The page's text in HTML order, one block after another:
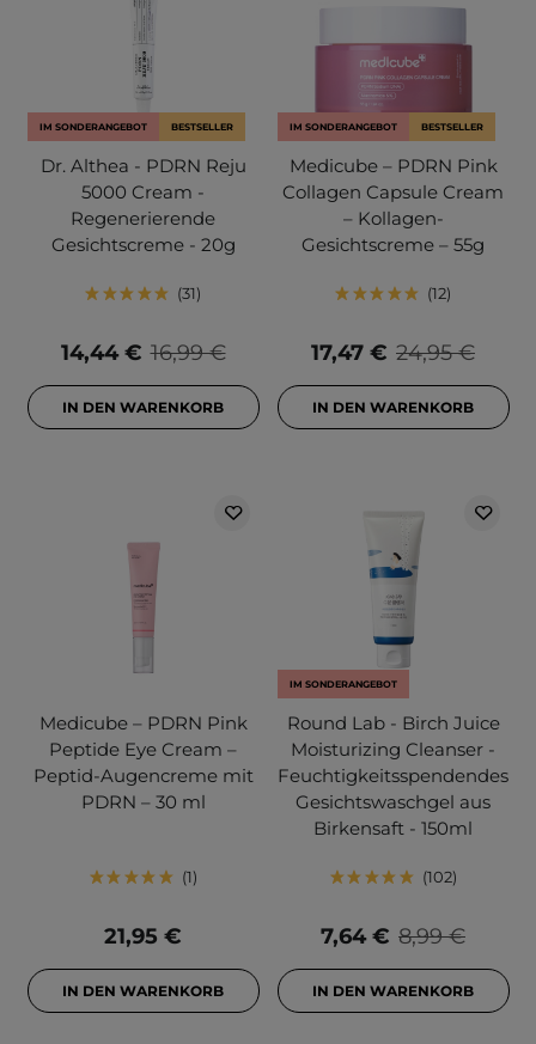
IM SONDERANGEBOT BESTSELLER
Dr. Althea - PDRN Reju
5000 Cream -
Regenerierende
Gesichtscreme - 20g
31
16,99 €
14,44 €
IN DEN WARENKORB
IM SONDERANGEBOT BESTSELLER
Medicube – PDRN Pink
Collagen Capsule Cream
– Kollagen-
Gesichtscreme – 55g
12
24,95 €
17,47 €
IN DEN WARENKORB
Medicube – PDRN Pink
Peptide Eye Cream –
Peptid-Augencreme mit
PDRN – 30 ml
1
21,95 €
IN DEN WARENKORB
IM SONDERANGEBOT
Round Lab - Birch Juice
Moisturizing Cleanser -
Feuchtigkeitsspendendes
Gesichtswaschgel aus
Birkensaft - 150ml
102
8,99 €
7,64 €
IN DEN WARENKORB